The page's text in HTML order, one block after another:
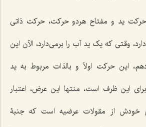
ید و مفتاح هردو حرکت، حرکت ذاتی
وقتی که یک ید آب را برمی‌دارد، الآن این
این حرکت اولاً و بالذات مربوط به ید
این ظرف است، منتها این عرض، اعتبار
خودش از مقولات عرضیه است که جنبۀ